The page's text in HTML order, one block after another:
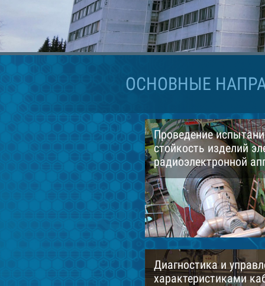
ОСНОВНЫЕ
Проведение
стойкость изделий
радиоэлектронной
Диагностика и
характеристиками